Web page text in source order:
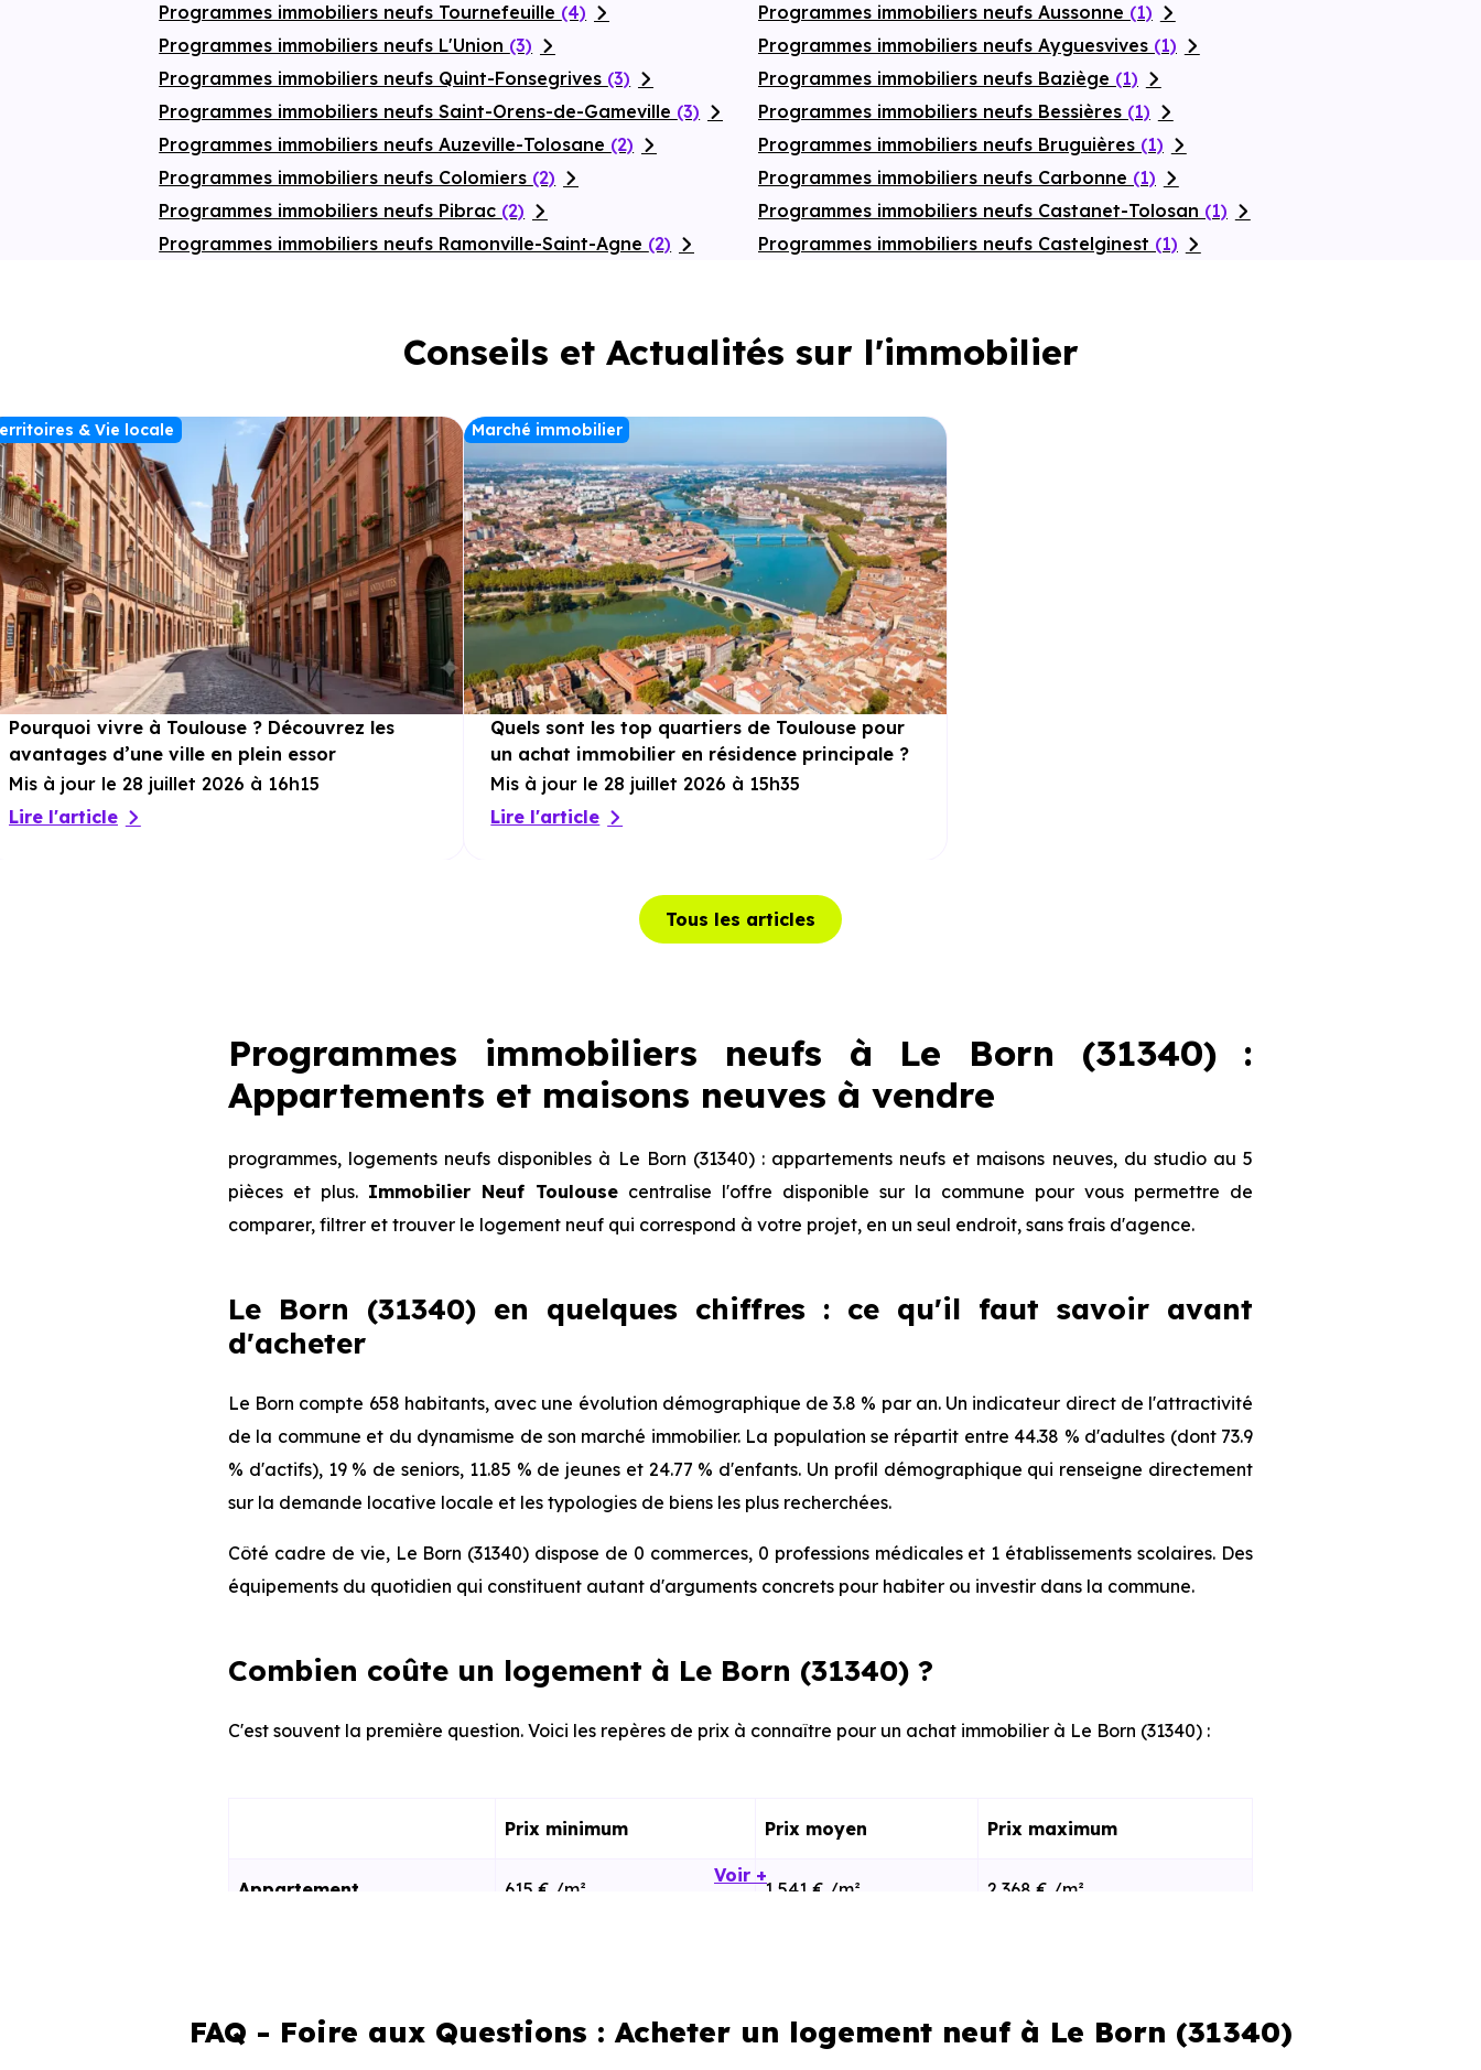
Programmes immobiliers neufs Tournefeuille (4)
Programmes immobiliers neufs L'Union (3)
Programmes immobiliers neufs Quint-Fonsegrives (3)
Programmes immobiliers neufs Saint-Orens-de-Gameville (3)
Programmes immobiliers neufs Auzeville-Tolosane (2)
Programmes immobiliers neufs Colomiers (2)
Programmes immobiliers neufs Pibrac (2)
Programmes immobiliers neufs Ramonville-Saint-Agne (2)
Programmes immobiliers neufs Aussonne (1)
Programmes immobiliers neufs Ayguesvives (1)
Programmes immobiliers neufs Baziège (1)
Programmes immobiliers neufs Bessières (1)
Programmes immobiliers neufs Bruguières (1)
Programmes immobiliers neufs Carbonne (1)
Programmes immobiliers neufs Castanet-Tolosan (1)
Programmes immobiliers neufs Castelginest (1)
Conseils et Actualités sur l'immobilier
& Vie locale
Pourquoi vivre à Toulouse ? Découvrez les
avantages d’une ville en plein essor
Mis à jour le 28 juillet 2026 à 16h15
Lire l'article
Marché immobilier
Quels sont les top quartiers de Toulouse pour
un achat immobilier en résidence principale ?
Mis à jour le 28 juillet 2026 à 15h35
Lire l'article
Tous les articles
Programmes immobiliers neufs à Le Born (31340) :
Appartements et maisons neuves à vendre
programmes, logements neufs disponibles à Le Born (31340) : appartements neufs et maisons neuves, du studio au 5
pièces et plus. Immobilier Neuf Toulouse centralise l'offre disponible sur la commune pour vous permettre de
comparer, filtrer et trouver le logement neuf qui correspond à votre projet, en un seul endroit, sans frais d'agence.
Le Born (31340) en quelques chiffres : ce qu'il faut savoir avant
d'acheter
Le Born compte 658 habitants, avec une évolution démographique de 3.8 % par an. Un indicateur direct de l'attractivité
de la commune et du dynamisme de son marché immobilier. La population se répartit entre 44.38 % d'adultes (dont 73.9
% d'actifs), 19 % de seniors, 11.85 % de jeunes et 24.77 % d'enfants. Un profil démographique qui renseigne directement
sur la demande locative locale et les typologies de biens les plus recherchées.
Côté cadre de vie, Le Born (31340) dispose de 0 commerces, 0 professions médicales et 1 établissements scolaires. Des
équipements du quotidien qui constituent autant d'arguments concrets pour habiter ou investir dans la commune.
Combien coûte un logement à Le Born (31340) ?
C'est souvent la première question. Voici les repères de prix à connaître pour un achat immobilier à Le Born (31340) :
Prix minimum Prix moyen Prix maximum
Appartement 615 € /m² 1 541 € /m² 2 368 € /m²
Ces prix varient selon la localisation dans la commune, la surface, les prestations et le stade d'avancement du
Voir +
FAQ - Foire aux Questions : Acheter un logement neuf à Le Born (31340)